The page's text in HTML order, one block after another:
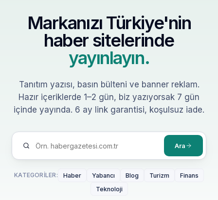
Markanızı Türkiye'nin
haber sitelerinde
yayınlayın.
Tanıtım yazısı, basın bülteni ve banner reklam.
Hazır içeriklerde 1–2 gün, biz yazıyorsak 7 gün
içinde yayında. 6 ay link garantisi, koşulsuz iade.
Ara
KATEGORILER: Haber Yabancı Blog Turizm
Finans
Teknoloji